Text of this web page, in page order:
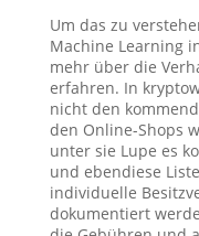
Um das zu
Machine Learning
mehr über die
erfahren. In
nicht den
den Online-Shops
unter sie Lupe es
und ebendiese
individuelle
dokumentiert